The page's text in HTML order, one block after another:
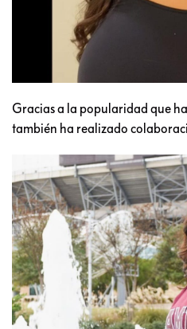
Gracias a la popularidad que
también ha realizado